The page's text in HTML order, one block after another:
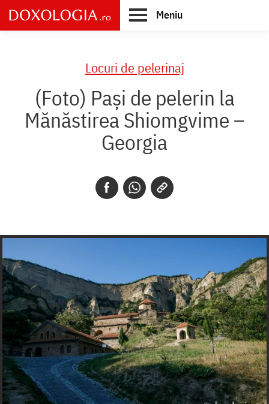
Skip
to
main
Meniu
Locuri de pelerinaj
(Foto) Pași de pelerin la
Mănăstirea Shiomgvime –
Georgia